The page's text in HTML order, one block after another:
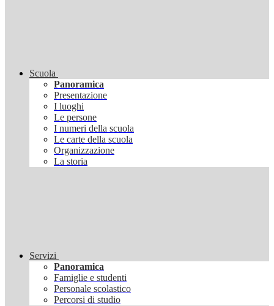
Scuola
Panoramica
Presentazione
I luoghi
Le persone
I numeri della scuola
Le carte della scuola
Organizzazione
La storia
Servizi
Panoramica
Famiglie e studenti
Personale scolastico
Percorsi di studio